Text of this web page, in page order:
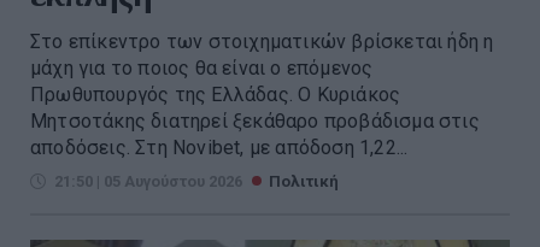
Στο επίκεντρο των στοιχηματικών βρίσκεται ήδη η
μάχη για το ποιος θα είναι ο επόμενος
Πρωθυπουργός της Ελλάδας. Ο Κυριάκος
Μητσοτάκης διατηρεί ξεκάθαρο προβάδισμα στις
αποδόσεις. Στη Novibet, με απόδοση 1,22...
21:50 | 05 Αυγούστου 2026 Πολιτική